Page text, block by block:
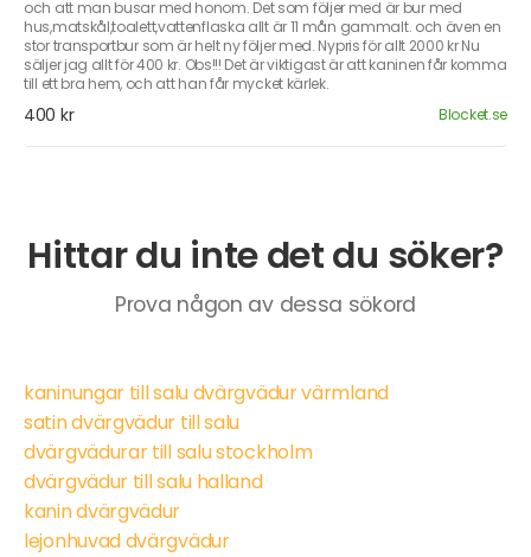
och att man busar med honom. Det som följer med är bur med
hus,matskål,toalett,vattenflaska allt är 11 mån gammalt. och även en
stor transportbur som är helt ny följer med. Nypris för allt 2000 kr Nu
säljer jag allt för 400 kr. Obs!!! Det är viktigast är att kaninen får komma
till ett bra hem, och att han får mycket kärlek.
400 kr Blocket.se
Hittar du inte det du söker?
Prova någon av dessa sökord
kaninungar till salu dvärgvädur värmland
satin dvärgvädur till salu
dvärgvädurar till salu stockholm
dvärgvädur till salu halland
kanin dvärgvädur
lejonhuvad dvärgvädur